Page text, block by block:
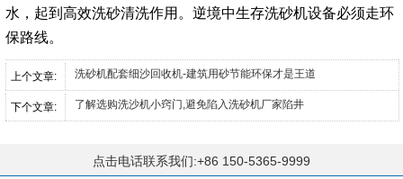
水，起到高效洗砂清洗作用。逆境中生存洗砂机设备必须走环
保路线。
上个文章: 洗砂机配套细沙回收机-建筑用砂节能环保才是王道
下个文章: 了解选购洗沙机小窍门,避免陷入洗砂机厂家陷井
点击电话联系我们:+86 150-5365-9999